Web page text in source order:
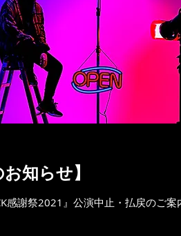
知らせ】
感謝祭2021』公演中止・払戻のご案